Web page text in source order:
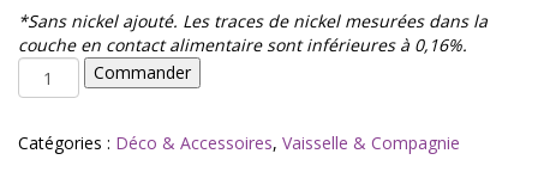
*Sans nickel ajouté. Les traces de nickel mesurées dans la
couche en contact alimentaire sont inférieures à 0,16%.
quantité
de
MERVEILLEUSE
Commander
Catégories : Déco & Accessoires, Vaisselle & Compagnie